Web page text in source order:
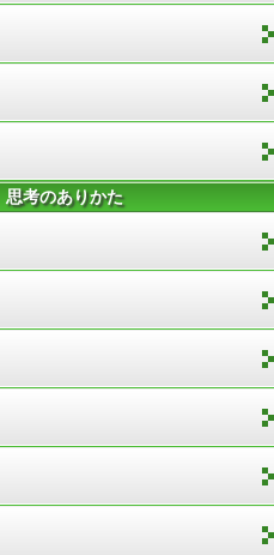
思考のありかた